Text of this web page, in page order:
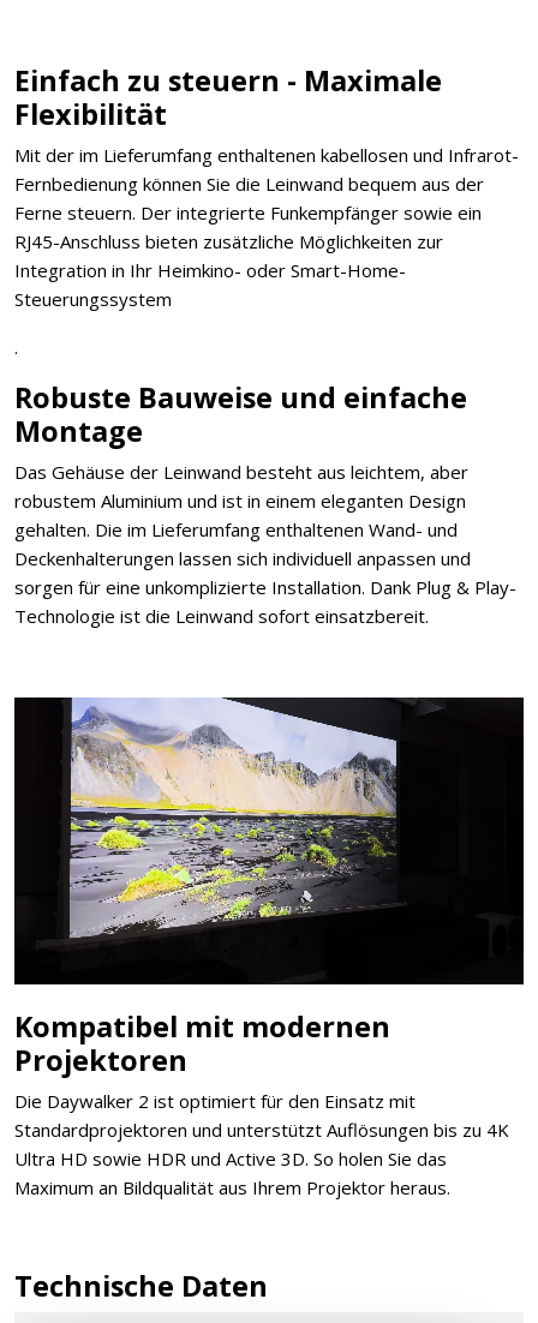
Einfach zu steuern - Maximale
Flexibilität
Mit der im Lieferumfang enthaltenen kabellosen und Infrarot-
Fernbedienung können Sie die Leinwand bequem aus der
Ferne steuern. Der integrierte Funkempfänger sowie ein
RJ45-Anschluss bieten zusätzliche Möglichkeiten zur
Integration in Ihr Heimkino- oder Smart-Home-
Steuerungssystem
.
Robuste Bauweise und einfache
Montage
Das Gehäuse der Leinwand besteht aus leichtem, aber
robustem Aluminium und ist in einem eleganten Design
gehalten. Die im Lieferumfang enthaltenen Wand- und
Deckenhalterungen lassen sich individuell anpassen und
sorgen für eine unkomplizierte Installation. Dank Plug & Play-
Technologie ist die Leinwand sofort einsatzbereit.
Kompatibel mit modernen
Projektoren
Die Daywalker 2 ist optimiert für den Einsatz mit
Standardprojektoren und unterstützt Auflösungen bis zu 4K
Ultra HD sowie HDR und Active 3D. So holen Sie das
Maximum an Bildqualität aus Ihrem Projektor heraus.
Technische Daten